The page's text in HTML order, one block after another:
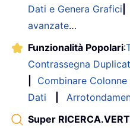
Dati e Genera Grafici
avanzate…
Funzionalità Popolari:
Contrassegna
Combinare
Dati
Super RICERCA.VERT